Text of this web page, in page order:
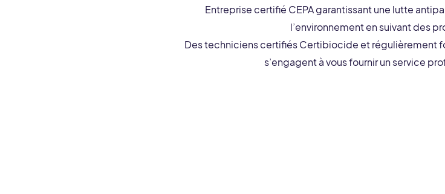
Entreprise certifié CEPA garantissant une lutte
l’environnement en suivant des
Des techniciens certifiés Certibiocide et régulièrement
s’engagent à vous fournir un service